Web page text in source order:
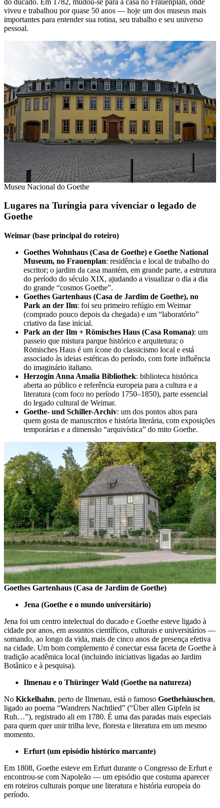
viveu e trabalhou por quase 50 anos — hoje um dos museus mais
importantes para entender sua rotina, seu trabalho e seu universo
pessoal.
Museu Nacional do Goethe
Lugares na Turíngia para vivenciar o legado de
Goethe
Weimar (base principal do roteiro)
Goethes Wohnhaus (Casa de Goethe) e Goethe National
Museum, no Frauenplan: residência e local de trabalho do
escritor; o jardim da casa mantém, em grande parte, a estrutura
do período do século XIX, ajudando a visualizar o dia a dia
do grande “cosmos Goethe”.
Goethes Gartenhaus (Casa de Jardim de Goethe), no
Park an der Ilm: foi seu primeiro refúgio em Weimar
(comprado pouco depois da chegada) e um “laboratório”
criativo da fase inicial.
Park an der Ilm + Römisches Haus (Casa Romana): um
passeio que mistura parque histórico e arquitetura; o
Römisches Haus é um ícone do classicismo local e está
associado às ideias estéticas do período, com forte influência
do imaginário italiano.
Herzogin Anna Amalia Bibliothek: biblioteca histórica
aberta ao público e referência europeia para a cultura e a
literatura (com foco no período 1750–1850), parte essencial
do legado cultural de Weimar.
Goethe- und Schiller-Archiv: um dos pontos altos para
quem gosta de manuscritos e história literária, com exposições
temporárias e a dimensão “arquivística” do mito Goethe.
Goethes Gartenhaus (Casa de Jardim de Goethe)
Jena (Goethe e o mundo universitário)
Jena foi um centro intelectual do ducado e Goethe esteve ligado à
cidade por anos, em assuntos científicos, culturais e universitários —
somando, ao longo da vida, mais de cinco anos de presença efetiva
na cidade. Um bom complemento é conectar essa faceta de Goethe à
tradição acadêmica local (incluindo iniciativas ligadas ao Jardim
Botânico e à pesquisa).
Ilmenau e o Thüringer Wald (Goethe na natureza)
No Kickelhahn, perto de Ilmenau, está o famoso Goethehäuschen,
ligado ao poema “Wandrers Nachtlied” (“Über allen Gipfeln ist
Ruh…”), registrado ali em 1780. É uma das paradas mais especiais
para quem quer unir trilha leve, floresta e literatura em um mesmo
momento.
Erfurt (um episódio histórico marcante)
Em 1808, Goethe esteve em Erfurt durante o Congresso de Erfurt e
encontrou-se com Napoleão — um episódio que costuma aparecer
em roteiros culturais porque une literatura e história europeia do
período.